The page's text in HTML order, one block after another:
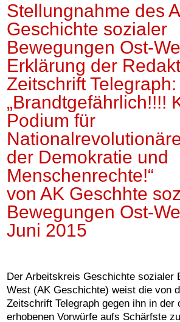
Stellungnahme des
Geschichte sozialer
Bewegungen Ost-
Erklärung der
Zeitschrift Telegraph:
„Brandtgefährlich!!!!
Podium für
der Demokratie und
Menschenrechte!“
von AK Geschhte
Bewegungen Ost-
Juni 2015
Der Arbeitskreis Geschichte sozialer
West (AK Geschichte) weist die von
Zeitschrift Telegraph gegen ihn in der
erhobenen Vorwürfe aufs Schärfste